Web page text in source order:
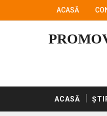
ACASĂ
ACASĂ